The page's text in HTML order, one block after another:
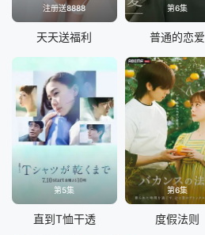
注册送8888
天天送福利
第6集
普通的恋爱
第5集
直到T恤干透
第6集
度假法则